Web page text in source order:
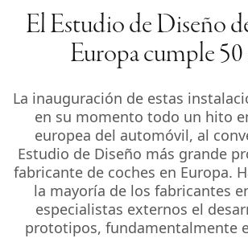
El Estudio de Diseño
Europa cumple 50
La inauguración de estas
en su momento todo un hito
europea del automóvil, al
Estudio de Diseño más grande
fabricante de coches en Europa.
la mayoría de los fabricantes
especialistas externos el
prototipos, fundamentalmente